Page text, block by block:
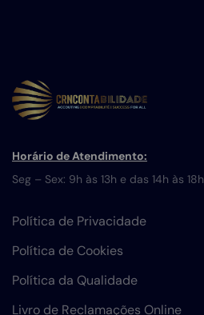
Horário de Atendimento:
Seg – Sex: 9h às 13h e das 14h às 18h
Política de Privacidade
Política de Cookies
Política da Qualidade
Livro de Reclamações Online